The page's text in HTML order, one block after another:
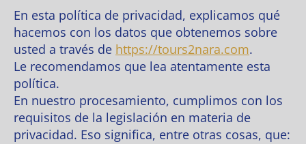
En esta política de privacidad, explicamos qué
hacemos con los datos que obtenemos sobre
usted a través de https://tours2nara.com.
Le recomendamos que lea atentamente esta
política.
En nuestro procesamiento, cumplimos con los
requisitos de la legislación en materia de
privacidad. Eso significa, entre otras cosas, que: